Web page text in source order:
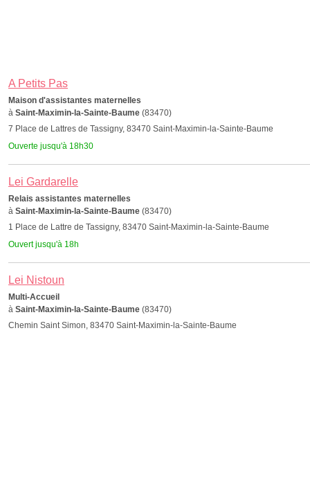
A Petits Pas
Maison d'assistantes maternelles
à Saint-Maximin-la-Sainte-Baume (83470)
7 Place de Lattres de Tassigny, 83470 Saint-Maximin-la-Sainte-Baume
Ouverte jusqu'à 18h30
Lei Gardarelle
Relais assistantes maternelles
à Saint-Maximin-la-Sainte-Baume (83470)
1 Place de Lattre de Tassigny, 83470 Saint-Maximin-la-Sainte-Baume
Ouvert jusqu'à 18h
Lei Nistoun
Multi-Accueil
à Saint-Maximin-la-Sainte-Baume (83470)
Chemin Saint Simon, 83470 Saint-Maximin-la-Sainte-Baume